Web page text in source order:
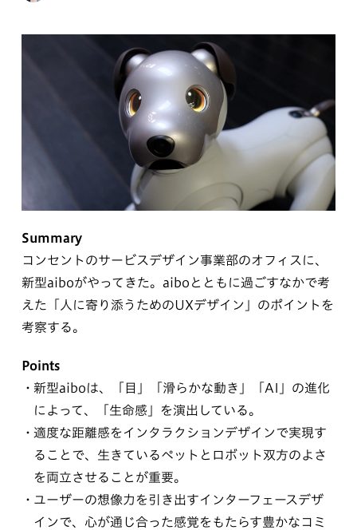
Summary
コンセントのサービスデザイン事業部のオフィスに、
新型aiboがやってきた。aiboとともに過ごすなかで考
えた「人に寄り添うためのUXデザイン」のポイントを
考察する。
Points
新型aiboは、「目」「滑らかな動き」「AI」の進化
によって、「生命感」を演出している。
適度な距離感をインタラクションデザインで実現す
ることで、生きているペットとロボット双方のよさ
を両立させることが重要。
ユーザーの想像力を引き出すインターフェースデザ
インで、心が通じ合った感覚をもたらす豊かなコミ